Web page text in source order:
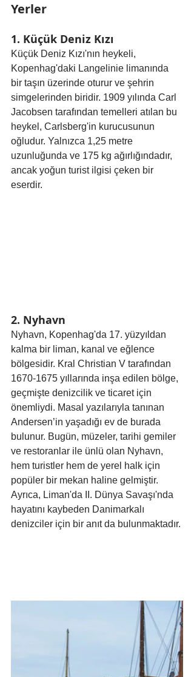
Yerler
1. Küçük Deniz Kızı
Küçük Deniz Kızı'nın heykeli,
Kopenhag'daki Langelinie limanında
bir taşın üzerinde oturur ve şehrin
simgelerinden biridir. 1909 yılında Carl
Jacobsen tarafından temelleri atılan bu
heykel, Carlsberg'in kurucusunun
oğludur. Yalnızca 1,25 metre
uzunluğunda ve 175 kg ağırlığındadır,
ancak yoğun turist ilgisi çeken bir
eserdir.
2. Nyhavn
Nyhavn, Kopenhag'da 17. yüzyıldan
kalma bir liman, kanal ve eğlence
bölgesidir. Kral Christian V tarafından
1670-1675 yıllarında inşa edilen bölge,
geçmişte denizcilik ve ticaret için
önemliydi. Masal yazılarıyla tanınan
Andersen’in yaşadığı ev de burada
bulunur. Bugün, müzeler, tarihi gemiler
ve restoranlar ile ünlü olan Nyhavn,
hem turistler hem de yerel halk için
popüler bir mekan haline gelmiştir.
Ayrıca, Liman'da II. Dünya Savaşı'nda
hayatını kaybeden Danimarkalı
denizciler için bir anıt da bulunmaktadır.